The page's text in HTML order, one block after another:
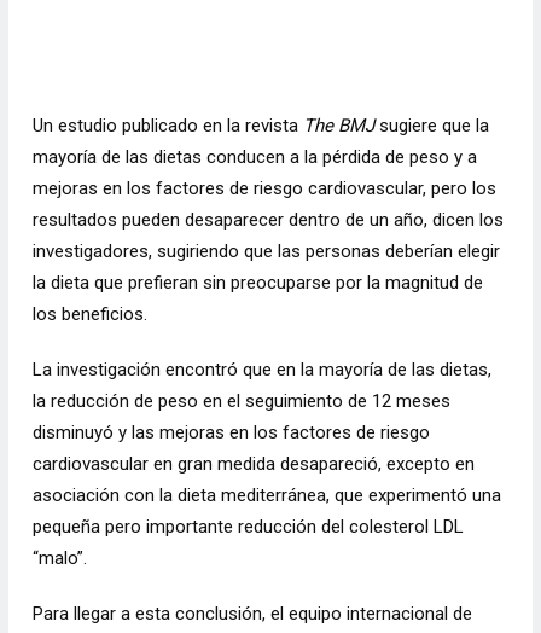
Un estudio publicado en la revista The BMJsugiere que la
mayoría de las dietas conducen a la pérdida de peso y a
mejoras en los factores de riesgo cardiovascular, pero los
resultados pueden desaparecer dentro de un año, dicen los
investigadores, sugiriendo que las personas deberían elegir
la dieta que prefieran sin preocuparse por la magnitud de
los beneficios.
La investigación encontró que en la mayoría de las dietas,
la reducción de peso en el seguimiento de 12 meses
disminuyó y las mejoras en los factores de riesgo
cardiovascular en gran medida desapareció, excepto en
asociación con la dieta mediterránea, que experimentó una
pequeña pero importante reducción del colesterol LDL
“malo”.
Para llegar a esta conclusión, el equipo internacional de